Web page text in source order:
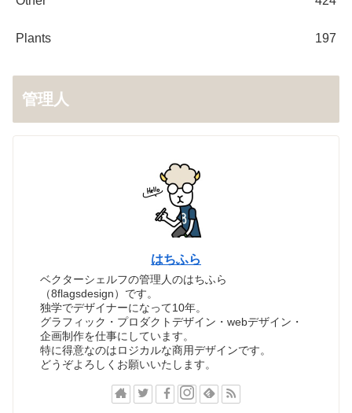
Plants 197
管理人
はちふら
ベクターシェルフの管理人のはちふら
（8flagsdesign）です。
独学でデザイナーになって10年。
グラフィック・プロダクトデザイン・webデザイン・
企画制作を仕事にしています。
特に得意なのはロジカルな商用デザインです。
どうぞよろしくお願いいたします。